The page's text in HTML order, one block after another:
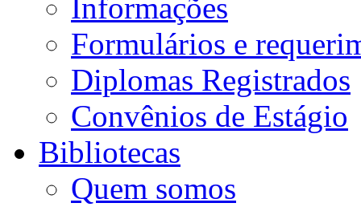
Informações
Formulários e
Diplomas Registrados
Convênios de Estágio
Bibliotecas
Quem somos